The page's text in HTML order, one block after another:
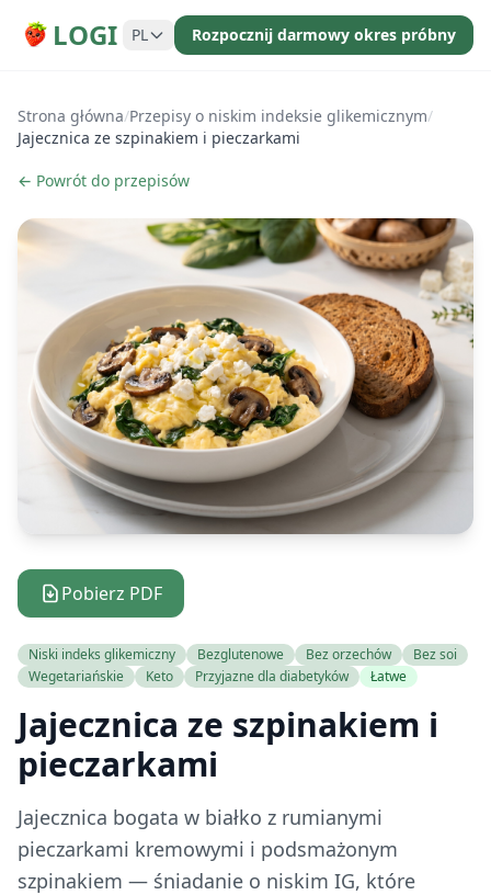
LOGI PL Rozpocznij darmowy okres próbny
Strona główna/Przepisy o niskim indeksie glikemicznym/
Jajecznica ze szpinakiem i pieczarkami
← Powrót do przepisów
Pobierz PDF
Niski indeks glikemiczny Bezglutenowe Bez orzechów
Bez soi
Wegetariańskie
Keto Przyjazne dla diabetyków Łatwe
Jajecznica ze szpinakiem i
pieczarkami
Jajecznica bogata w białko z rumianymi
pieczarkami kremowymi i podsmażonym
szpinakiem — śniadanie o niskim IG, które